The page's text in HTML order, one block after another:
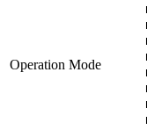
Operation Mode